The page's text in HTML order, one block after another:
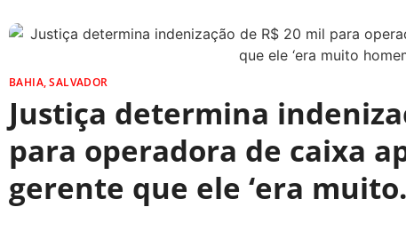
BAHIA, SALVADOR
Justiça determina
para operadora de caixa
gerente que ele ‘era